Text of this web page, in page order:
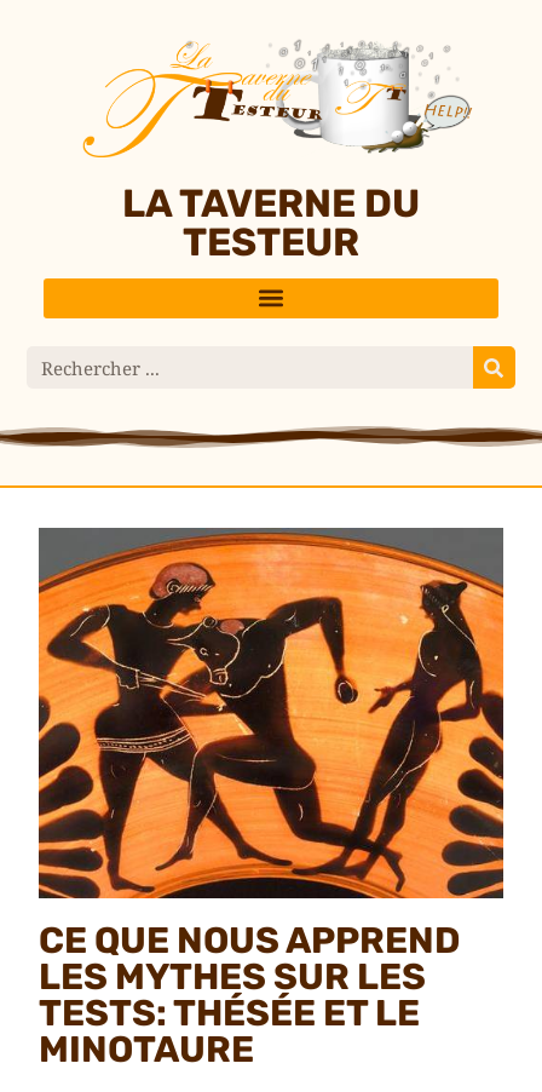
LA TAVERNE DU
TESTEUR
CE QUE NOUS APPREND
LES MYTHES SUR LES
TESTS: THÉSÉE ET LE
MINOTAURE